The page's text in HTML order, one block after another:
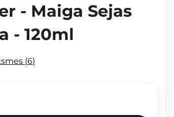
- Maiga Sejas
- 120ml
6